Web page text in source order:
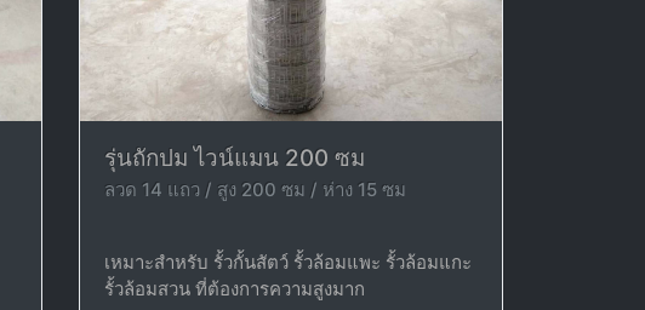
รุ่นถักปม ไวน์แมน 200 ซม
ลวด 14 แถว / สูง 200 ซม / ห่าง 15 ซม
เหมาะสำหรับ รั้วกั้นสัตว์ รั้วล้อมแพะ รั้วล้อมแกะ
รั้วล้อมสวน ที่ต้องการความสูงมาก